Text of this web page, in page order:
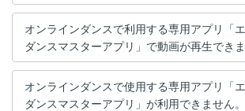
オンラインダンスで利用する専用アプリ「
ダンスマスターアプリ」で動画が再生できま
オンラインダンスで使用する専用アプリ「
ダンスマスターアプリ」が利用できません。